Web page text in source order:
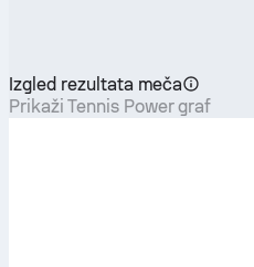
Izgled rezultata meča
Prikaži Tennis Power graf